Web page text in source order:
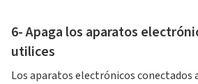
6- Apaga los aparatos
utilices
Los aparatos electrónicos conectados